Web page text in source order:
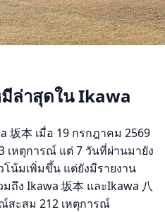
ล่าสุดใน Ikawa
坂本 เมื่อ 19 กรกฎาคม 2569
เหตุการณ์ แต่ 7 วันที่ผ่านมายัง
น้มเพิ่มขึ้น แต่ยังมีรายงาน
ถึง Ikawa 坂本 และIkawa 八
สะสม 212 เหตุการณ์